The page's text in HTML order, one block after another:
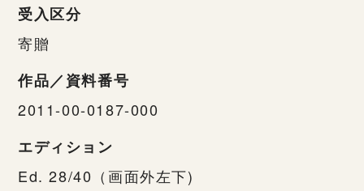
受入区分
寄贈
作品／資料番号
2011-00-0187-000
エディション
Ed. 28/40（画面外左下)